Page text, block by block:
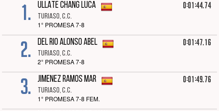
1. ULLATE CHANG LUCA
TURIASO, C.C.
1° PROMESA 7-8
0:01:44.74
2. DEL RIO ALONSO ABEL
TURIASO, C.C.
2° PROMESA 7-8
0:01:47.16
3. JIMENEZ RAMOS MAR
TURIASO, C.C.
1° PROMESA 7-8 FEM.
0:01:49.76